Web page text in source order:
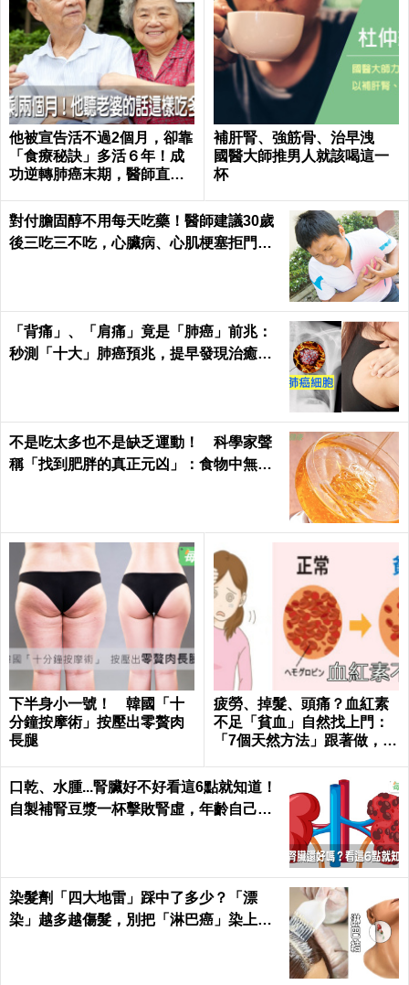
他被宣告活不過2個月，卻靠
「食療秘訣」多活６年！成
功逆轉肺癌末期，醫師直
alth
補肝腎、強筋骨、治早洩
國醫大師推男人就該喝這一
杯
對付膽固醇不用每天吃藥！醫師建議30歲
後三吃三不吃，心臟病、心肌梗塞拒門外
「背痛」、「肩痛」竟是「肺癌」前兆：
秒測「十大」肺癌預兆，提早發現治癒率
不是吃太多也不是缺乏運動！ 科學家聲
稱「找到肥胖的真正元凶」：食物中無處
下半身小一號！ 韓國「十
分鐘按摩術」按壓出零贅肉
長腿
疲勞、掉髮、頭痛？血紅素
不足「貧血」自然找上門：
「7個天然方法」跟著做，杜
口乾、水腫...腎臟好不好看這6點就知道！
自製補腎豆漿一杯擊敗腎虛，年齡自己決
染髮劑「四大地雷」踩中了多少？「漂
染」越多越傷髮，別把「淋巴癌」染上